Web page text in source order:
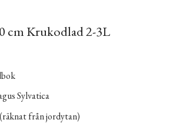
cm Krukodlad 2-3L
Sylvatica
från jordytan)